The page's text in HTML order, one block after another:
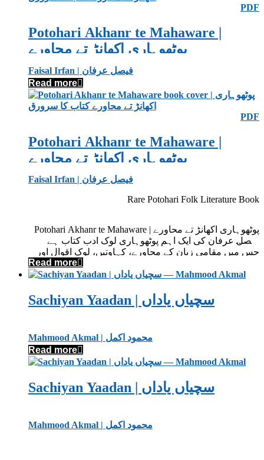
PDF
Potohari Akhanr te Mahaware |
پوٹھوہاری اکھانڑ تے محاورے
Faisal Irfan | فیصل عرفان
Read more
PDF
Potohari Akhanr te Mahaware |
پوٹھوہاری اکھانڑ تے محاورے
Faisal Irfan | فیصل عرفان
Rare Potohari Folk Literature Book
Potohari Akhanr te Mahaware | پوٹھوہاری اکھانڑ تے محاورے
فیصل عرفان کی ایک اہم پوٹھوہاری لوک ادب کتاب ہے
جس میں مقامی زبان کے محاورے، کہاوتیں، لوک اقوال اور
کتاب میں شامل محاورے روزمرہ زندگی، دیہی ثقافت،
یہ کتاب پوٹھوہاری ادب، محاورات، لوک ادب اور علاقائی
ثقافت میں دلچسپی رکھنے والے قارئین کے لیے قیمتی ادبی
Read more
Sachiyan Yaadan | سچیاں یاداں
Mahmood Akmal | محمود اکمل
Read more
Sachiyan Yaadan | سچیاں یاداں
Mahmood Akmal | محمود اکمل